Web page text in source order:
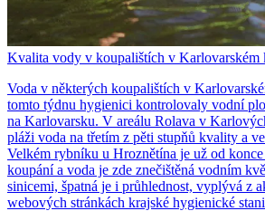
Kvalita vody v koupalištích v Karlovarském
Voda v některých koupalištích v
tomto týdnu hygienici kontrolovaly vodní
na Karlovarsku. V areálu Rolava v
pláži voda na třetím z pěti stupňů kvality a
Velkém rybníku u Hroznětína je už od konce
koupání a voda je zde znečištěná vodním
sinicemi, špatná je i průhlednost, vyplývá z
webových stránkách krajské hygienické